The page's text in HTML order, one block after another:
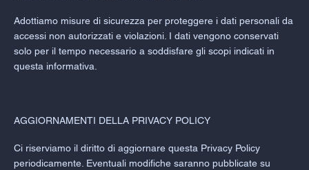
Adottiamo misure di sicurezza per proteggere i dati personali da
accessi non autorizzati e violazioni. I dati vengono conservati
solo per il tempo necessario a soddisfare gli scopi indicati in
questa informativa.
AGGIORNAMENTI DELLA PRIVACY POLICY
Ci riserviamo il diritto di aggiornare questa Privacy Policy
periodicamente. Eventuali modifiche saranno pubblicate su